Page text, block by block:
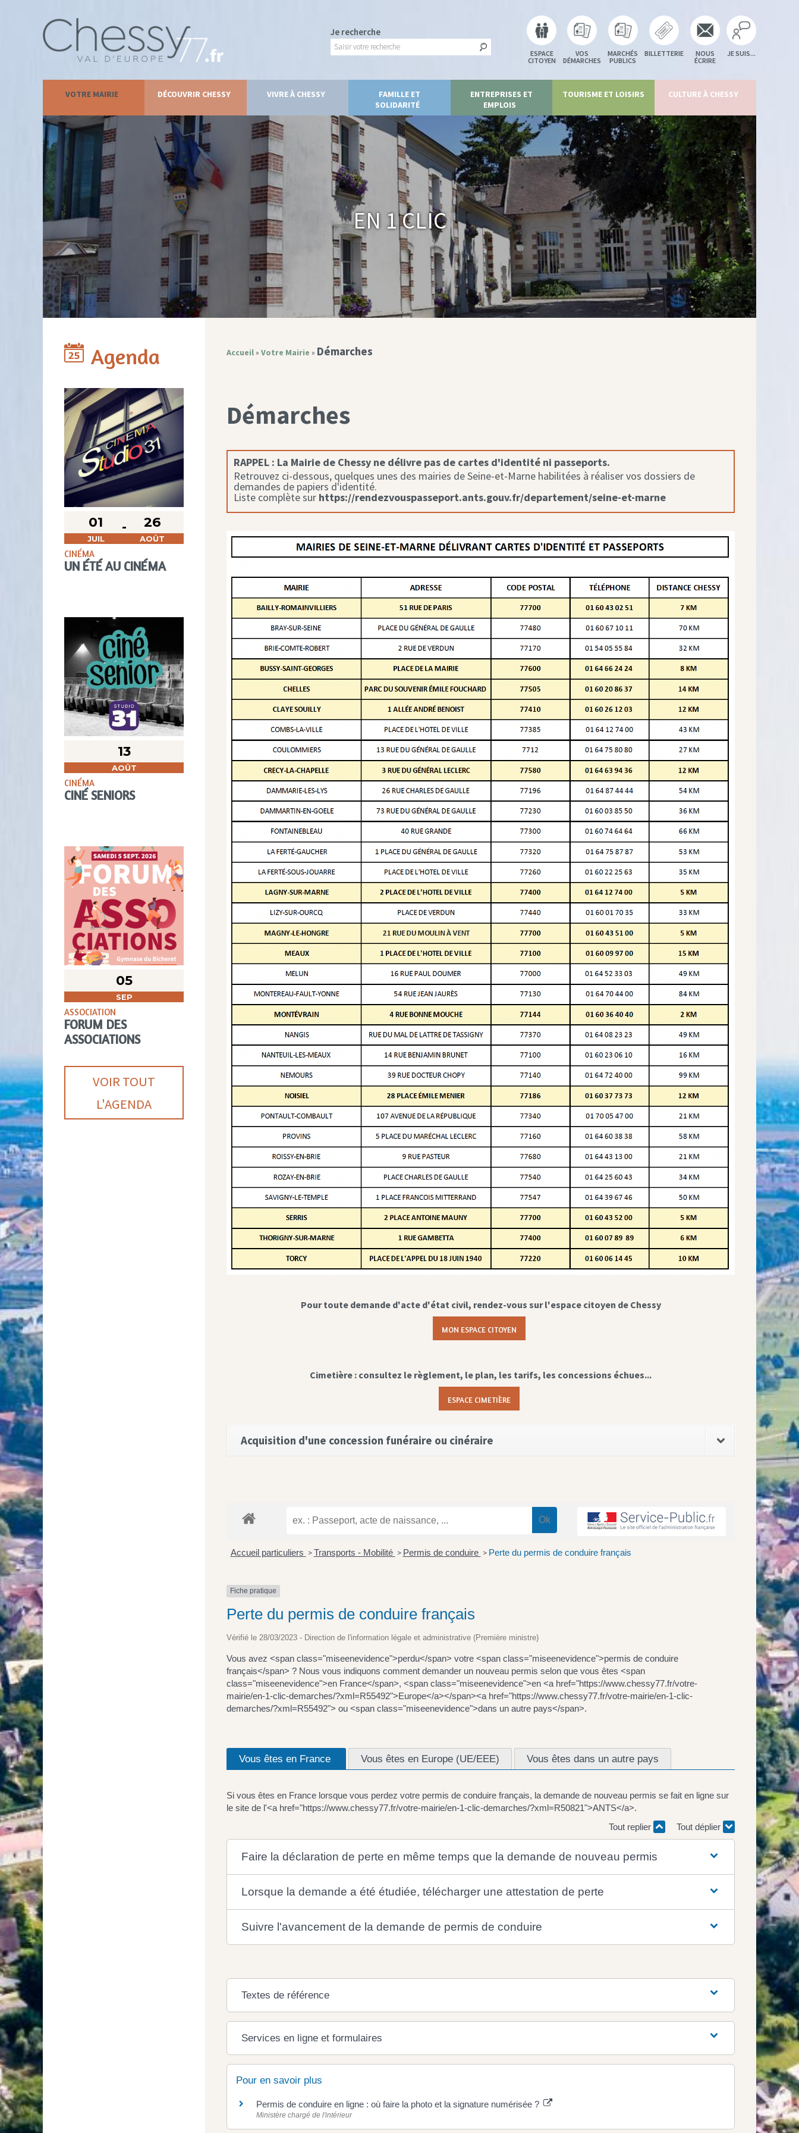
Je recherche
ESPACE
CITOYEN
VOS
DÉMARCHES
MARCHÉS
PUBLICS
BILLETTERIE
NOUS
ÉCRIRE
JE SUIS...
VOTRE MAIRIE DÉCOUVRIR CHESSY VIVRE À CHESSY
FAMILLE ET
SOLIDARITÉ
ENTREPRISES ET
EMPLOIS
TOURISME ET LOISIRS CULTURE À CHESSY
En 1 clic
Agenda
01
JUIL
26
AOÛT
CINÉMA
UN ÉTÉ AU CINÉMA
13
AOÛT
CINÉMA
CINÉ SENIORS
05
SEP
ASSOCIATION
FORUM DES
ASSOCIATIONS
VOIR TOUT
L'AGENDA
Accueil» Votre Mairie » Démarches
Démarches
RAPPEL : La Mairie de Chessy ne délivre pas de cartes d'identité ni passeports.
Retrouvez ci-dessous, quelques unes des mairies de Seine-et-Marne habilitées à réaliser vos dossiers de
demandes de papiers d'identité.
Liste complète sur https://rendezvouspasseport.ants.gouv.fr/departement/seine-et-marne
Pour toute demande d'acte d'état civil, rendez-vous sur l'espace citoyen de Chessy
MON ESPACE CITOYEN
Cimetière : consultez le règlement, le plan, les tarifs, les concessions échues...
ESPACE CIMETIÈRE
Acquisition d'une concession funéraire ou cinéraire
Accueil particuliers > Transports - Mobilité > Permis de conduire > Perte du permis de conduire français
Fiche pratique
Perte du permis de conduire français
Vérifié le 28/03/2023 - Direction de l'information légale et administrative (Première ministre)
Vous avez <span class="miseenevidence">perdu</span> votre <span class="miseenevidence">permis de conduire
français</span> ? Nous vous indiquons comment demander un nouveau permis selon que vous êtes <span
class="miseenevidence">en France</span>, <span class="miseenevidence">en <a href="https://www.chessy77.fr/votre-
mairie/en-1-clic-demarches/?xml=R55492">Europe</a></span><a href="https://www.chessy77.fr/votre-mairie/en-1-clic-
demarches/?xml=R55492"> ou <span class="miseenevidence">dans un autre pays</span>.
Vous êtes en France Vous êtes en Europe (UE/EEE) Vous êtes dans un autre pays
Si vous êtes en France lorsque vous perdez votre permis de conduire français, la demande de nouveau permis se fait en ligne sur
le site de l'<a href="https://www.chessy77.fr/votre-mairie/en-1-clic-demarches/?xml=R50821">ANTS</a>.
Tout replier
Tout déplier
Faire la déclaration de perte en même temps que la demande de nouveau permis
Lorsque la demande a été étudiée, télécharger une attestation de perte
Suivre l'avancement de la demande de permis de conduire
Textes de référence
Services en ligne et formulaires
Pour en savoir plus
Permis de conduire en ligne : où faire la photo et la signature numérisée ?
Ministère chargé de l'intérieur